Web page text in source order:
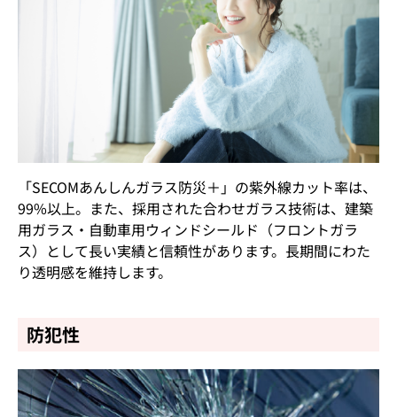
「SECOMあんしんガラス防災＋」の紫外線カット率は、
99%以上。また、採用された合わせガラス技術は、建築
用ガラス・自動車用ウィンドシールド（フロントガラ
ス）として長い実績と信頼性があります。長期間にわた
り透明感を維持します。
防犯性